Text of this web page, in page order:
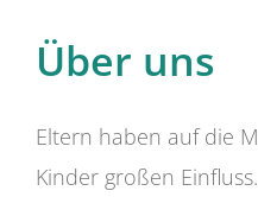
Über uns
Eltern haben auf die
Kinder großen